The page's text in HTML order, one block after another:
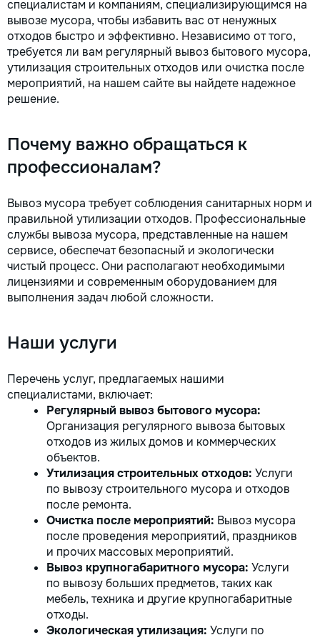
la fiecare detaliu. Contactați-ne
pentru o consultație gratuită și un
deviz fără obligații: 069 376 542
+373 603 31 178 Viber | WhatsApp
| Telegram Disponibili zilnic pentru
consultații și programări. Deviz
gratuit Consultanță profesională
responsabilitate. Transformăm
ideile în locuințe confortabile,
moderne și funcționale! Calitatea
dumneavoastră!
специалистам и компаниям, специализирующимся на
вывозе мусора, чтобы избавить вас от ненужных
отходов быстро и эффективно. Независимо от того,
требуется ли вам регулярный вывоз бытового мусора,
утилизация строительных отходов или очистка после
мероприятий, на нашем сайте вы найдете надежное
решение.
Почему важно обращаться к
профессионалам?
Вывоз мусора требует соблюдения санитарных норм и
правильной утилизации отходов. Профессиональные
службы вывоза мусора, представленные на нашем
сервисе, обеспечат безопасный и экологически
чистый процесс. Они располагают необходимыми
лицензиями и современным оборудованием для
выполнения задач любой сложности.
Наши услуги
Перечень услуг, предлагаемых нашими
специалистами, включает:
Регулярный вывоз бытового мусора:
Организация регулярного вывоза бытовых
отходов из жилых домов и коммерческих
объектов.
Утилизация строительных отходов: Услуги
по вывозу строительного мусора и отходов
после ремонта.
Очистка после мероприятий: Вывоз мусора
после проведения мероприятий, праздников
и прочих массовых мероприятий.
Вывоз крупногабаритного мусора: Услуги
по вывозу больших предметов, таких как
мебель, техника и другие крупногабаритные
отходы.
Экологическая утилизация: Услуги по